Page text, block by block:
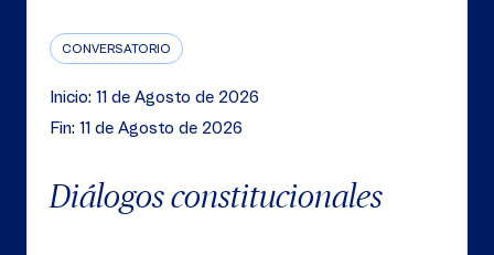
CONVERSATORIO
Inicio: 11 de Agosto de 2026
Fin: 11 de Agosto de 2026
Diálogos constitucionales